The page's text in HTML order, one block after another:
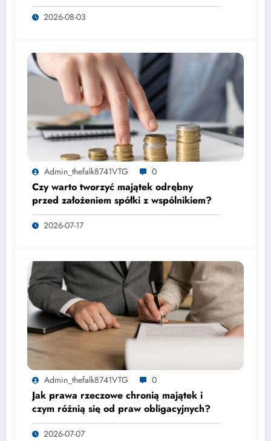
2026-08-03
Admin_thefalk8741VTG 0
Czy warto tworzyć majątek odrębny
przed założeniem spółki z wspólnikiem?
2026-07-17
Admin_thefalk8741VTG 0
Jak prawa rzeczowe chronią majątek i
czym różnią się od praw obligacyjnych?
2026-07-07